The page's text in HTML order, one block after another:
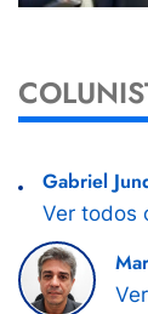
Gabriel
Ver todos